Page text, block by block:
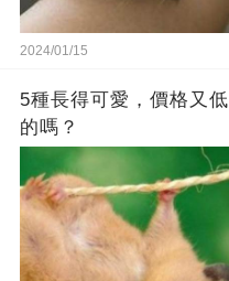
2024/01/15
5種長得可愛，價格又
的嗎？